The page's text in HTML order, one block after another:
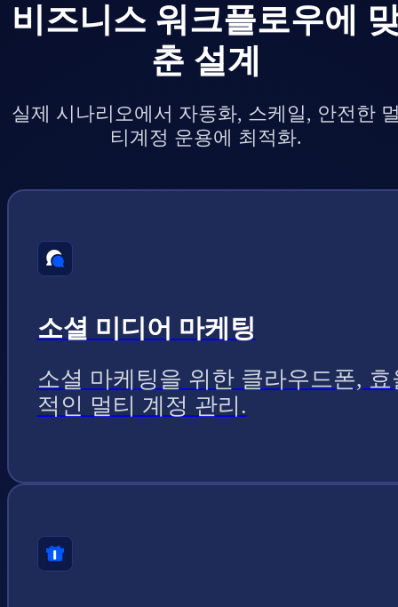
비즈니스 워크플로우에
춘 설계
실제 시나리오에서 자동화, 스케일, 안전한
티계정 운용에 최적화.
소셜 미디어 마케팅
소셜 마케팅을 위한 클라우드폰, 효
적인 멀티 계정 관리.